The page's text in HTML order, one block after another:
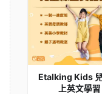
Etalking Kids
上英文學習